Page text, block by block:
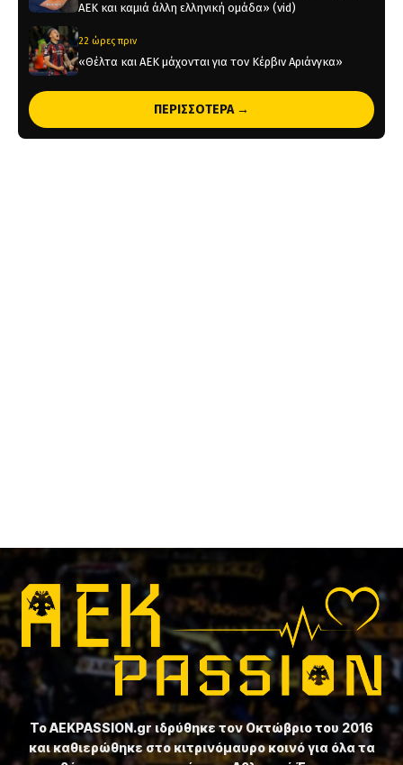
ΑΕΚ και καμιά άλλη ελληνική ομάδα» (vid)
22 ώρες πριν
«Θέλτα και ΑΕΚ μάχονται για τον Κέρβιν Αριάνγκα»
23 ώρες πριν
Όλη η Κρήτη «Κιτρινόμαυρη» : Ολοταχώς για sold out
ΠΕΡΙΣΣΟΤΕΡΑ →
Το ⁦AEKPASSION.gr⁩ ιδρύθηκε τον Οκτώβριο του 2016
και καθιερώθηκε στο κιτρινόμαυρο κοινό για όλα τα